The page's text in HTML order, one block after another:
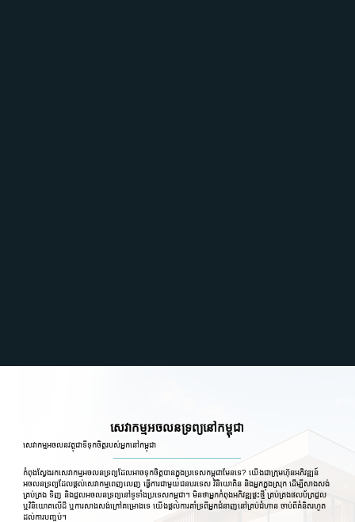
សេវាកម្មអចលនទ្រព្យនៅកម្ពុជា
សេវាកម្មអចលនវត្ថុជាទីទុកចិត្តរបស់អ្នកនៅកម្ពុជា
កំពុងស្វែងរកសេវាកម្មអចលនទ្រព្យដែលអាចទុកចិត្តបានក្នុងប្រទេសកម្ពុជាមែនទេ? យើងជាក្រុមហ៊ុនអភិវឌ្ឍន៍
អចលនទ្រព្យដែលផ្តល់សេវាកម្មពេញលេញ ធ្វើការជាមួយជនបរទេស វិនិយោគិន និងអ្នកក្នុងស្រុក ដើម្បីសាងសង់
គ្រប់គ្រង ទិញ និងជួលអចលនទ្រព្យនៅទូទាំងប្រទេសកម្ពុជា។ មិនថាអ្នកកំពុងអភិវឌ្ឍផ្ទះថ្មី គ្រប់គ្រងផលប័ត្រជួល
ឬវិនិយោគលើដី ឬការសាងសង់ក្រៅគម្រោងទេ យើងផ្តល់ការគាំទ្រពីអ្នកជំនាញនៅគ្រប់ជំហាន ចាប់ពីគំនិតរហូត
ដល់ការបញ្ចប់។